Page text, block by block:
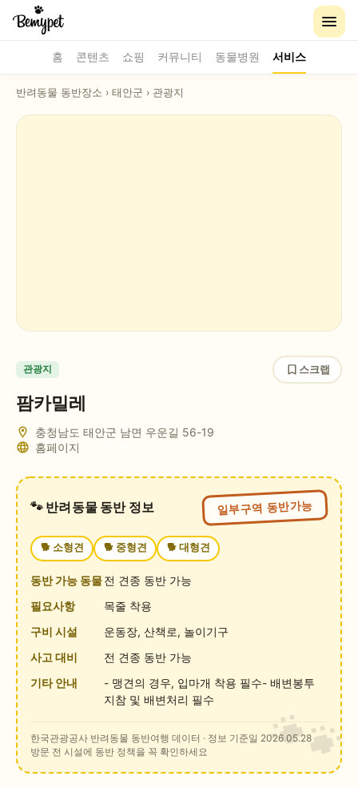
홈 콘텐츠 쇼핑 커뮤니티 동물병원 서비스
반려동물 동반장소 › 태안군 › 관광지
관광지 스크랩
팜카밀레
충청남도 태안군 남면 우운길 56-19
홈페이지
🐾 반려동물 동반 정보 일부구역 동반가능
🐕 소형견 🐕 중형견 🐕 대형견
동반 가능 동물전 견종 동반 가능
필요사항
목줄 착용
구비 시설
운동장, 산책로, 놀이기구
사고 대비
전 견종 동반 가능
기타 안내
- 맹견의 경우, 입마개 착용 필수- 배변봉투
지참 및 배변처리 필수
한국관광공사 반려동물 동반여행 데이터 · 정보 기준일 2026.05.28
방문 전 시설에 동반 정책을 꼭 확인하세요